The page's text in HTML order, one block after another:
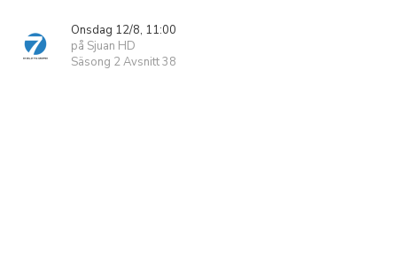
Onsdag 12/8, 11:00
på Sjuan HD
Säsong 2 Avsnitt 38